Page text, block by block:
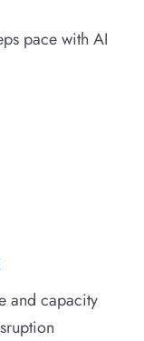
pace with AI
and capacity